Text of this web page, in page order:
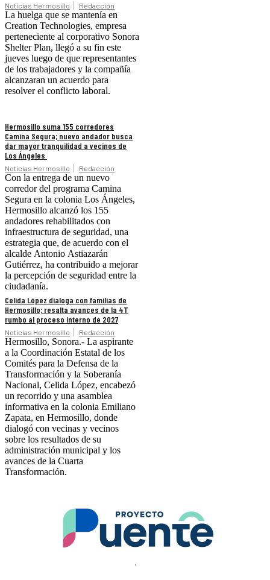
Noticias Hermosillo Redacción
La huelga que se mantenía en
Creation Technologies, empresa
perteneciente al corporativo Sonora
Shelter Plan, llegó a su fin este
jueves luego de que representantes
de los trabajadores y la compañía
alcanzaran un acuerdo para
resolver el conflicto laboral.
Hermosillo suma 155 corredores
Camina Segura; nuevo andador busca
dar mayor tranquilidad a vecinos de
Los Ángeles
Noticias Hermosillo Redacción
Con la entrega de un nuevo
corredor del programa Camina
Segura en la colonia Los Ángeles,
Hermosillo alcanzó los 155
andadores rehabilitados con
infraestructura de seguridad, una
estrategia que, de acuerdo con el
alcalde Antonio Astiazarán
Gutiérrez, ha contribuido a mejorar
la percepción de seguridad entre la
ciudadanía.
Celida López dialoga con familias de
Hermosillo; resalta avances de la 4T
rumbo al proceso interno de 2027
Noticias Hermosillo Redacción
Hermosillo, Sonora.- La aspirante
a la Coordinación Estatal de los
Comités para la Defensa de la
Transformación y la Soberanía
Nacional, Celida López, encabezó
un recorrido y una asamblea
informativa en la colonia Emiliano
Zapata, en Hermosillo, donde
dialogó con vecinas y vecinos
sobre los resultados de su
administración municipal y los
avances de la Cuarta
Transformación.
.